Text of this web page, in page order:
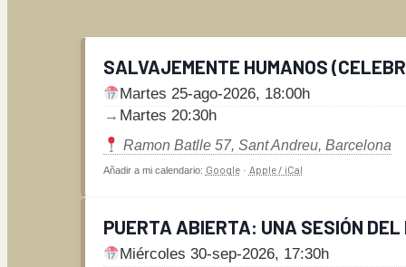
SALVAJEMENTE HUMANOS
Martes 25-ago-2026, 18:00h
→ Martes 20:30h
Ramon Batlle 57, Sant Andreu, Barcelona
Añadir a mi calendario: Google· Apple / iCal
PUERTA ABIERTA: UNA SESIÓN
Miércoles 30-sep-2026, 17:30h